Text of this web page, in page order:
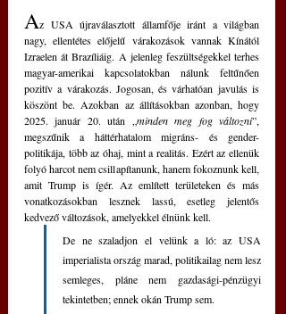
Az USA újraválasztott államfője iránt a világban
nagy, ellentétes előjelű várakozások vannak Kínától
Izraelen át Brazíliáig. A jelenleg feszültségekkel terhes
magyar-amerikai kapcsolatokban nálunk feltűnően
pozitív a várakozás. Jogosan, és várhatóan javulás is
köszönt be. Azokban az állításokban azonban, hogy
2025. január 20. után „minden meg fog változni”,
megszűnik a háttérhatalom migráns- és gender-
politikája, több az óhaj, mint a realitás. Ezért az ellenük
folyó harcot nem csillapítanunk, hanem fokoznunk kell,
amit Trump is ígér. Az említett területeken és más
vonatkozásokban lesznek lassú, esetleg jelentős
kedvező változások, amelyekkel élnünk kell.
De ne szaladjon el velünk a ló: az USA
imperialista ország marad, politikailag nem lesz
semleges, pláne nem gazdasági-pénzügyi
tekintetben; ennek okán Trump sem.